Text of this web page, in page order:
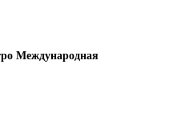
Международная